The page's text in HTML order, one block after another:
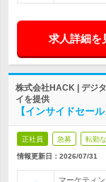
求人詳細を
株式会社HACK | デジ
イを提供
【インサイドセー
正社員 急募 転勤
情報更新日：2026/07/31
マーケティ